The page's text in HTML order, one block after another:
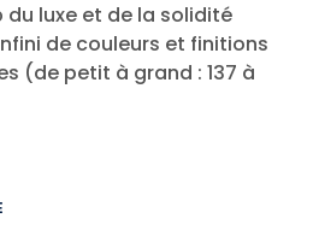
du luxe et de la solidité
de couleurs et finitions
(de petit à grand : 137 à